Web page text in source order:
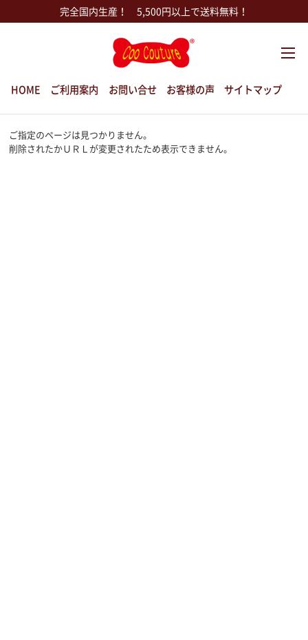
完全国内生産！ 5,500円以上で送料無料！
HOME ご利用案内 お問い合せ お客様の声 サイトマップ
ご指定のページは見つかりません。
削除されたかＵＲＬが変更されたため表示できません。